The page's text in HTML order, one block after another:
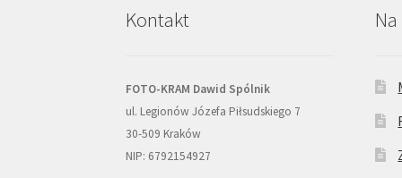
Kontakt
FOTO-KRAM Dawid Spólnik
ul. Legionów Józefa Piłsudskiego 7
30-509 Kraków
NIP: 6792154927